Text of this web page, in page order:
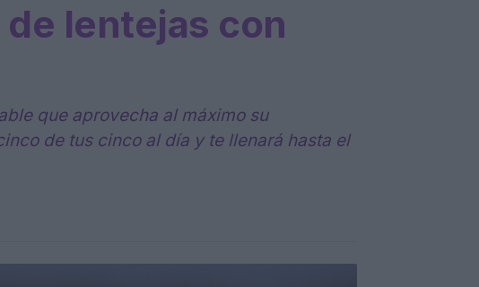
lentejas con
que aprovecha al máximo su
de tus cinco al día y te llenará hasta el